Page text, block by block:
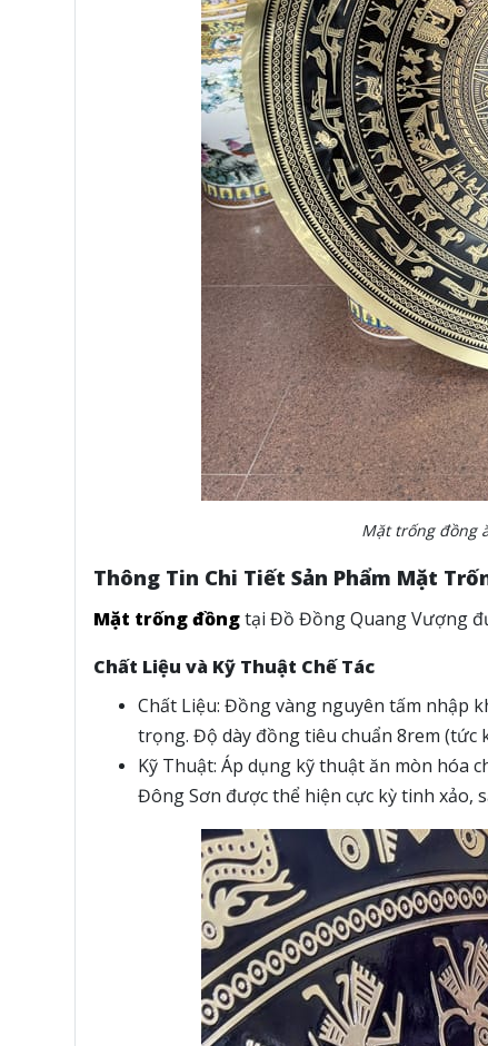
Mặt trống đồng
Thông Tin Chi Tiết Sản Phẩm Mặt
Mặt trống đồngtại Đồ Đồng Quang Vượng
Chất Liệu và Kỹ Thuật Chế Tác
Chất Liệu: Đồng vàng nguyên tấm nhập
trọng. Độ dày đồng tiêu chuẩn 8rem (tức
Kỹ Thuật: Áp dụng kỹ thuật ăn mòn hóa
Đông Sơn được thể hiện cực kỳ tinh xảo,